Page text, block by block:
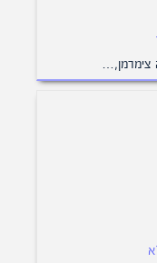
צימרמן,…